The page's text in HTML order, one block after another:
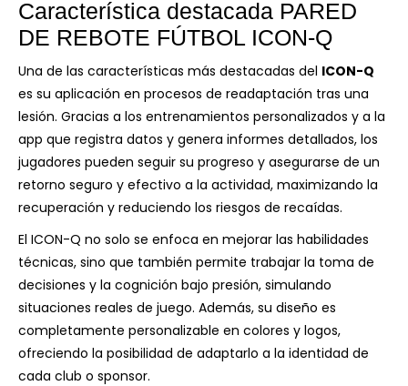
Característica destacada PARED
DE REBOTE FÚTBOL ICON-Q
Una de las características más destacadas del ICON-Q
es su aplicación en procesos de readaptación tras una
lesión. Gracias a los entrenamientos personalizados y a la
app que registra datos y genera informes detallados, los
jugadores pueden seguir su progreso y asegurarse de un
retorno seguro y efectivo a la actividad, maximizando la
recuperación y reduciendo los riesgos de recaídas.
El ICON-Q no solo se enfoca en mejorar las habilidades
técnicas, sino que también permite trabajar la toma de
decisiones y la cognición bajo presión, simulando
situaciones reales de juego. Además, su diseño es
completamente personalizable en colores y logos,
ofreciendo la posibilidad de adaptarlo a la identidad de
cada club o sponsor.